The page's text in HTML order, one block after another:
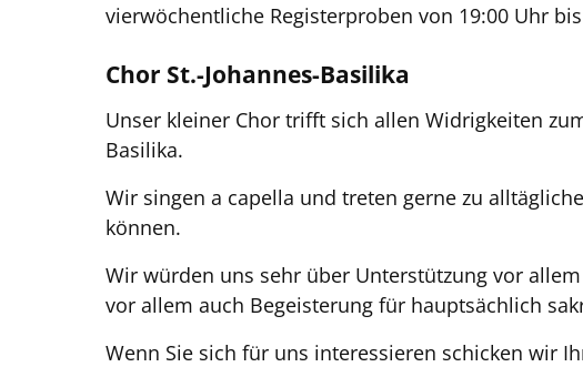
vierwöchentliche Registerproben von 19:00 Uhr
Chor St.-Johannes-Basilika
Unser kleiner Chor trifft sich allen Widrigkeiten
Basilika.
Wir singen a capella und treten gerne zu
können.
Wir würden uns sehr über Unterstützung vor
vor allem auch Begeisterung für hauptsächlich
Wenn Sie sich für uns interessieren schicken wir